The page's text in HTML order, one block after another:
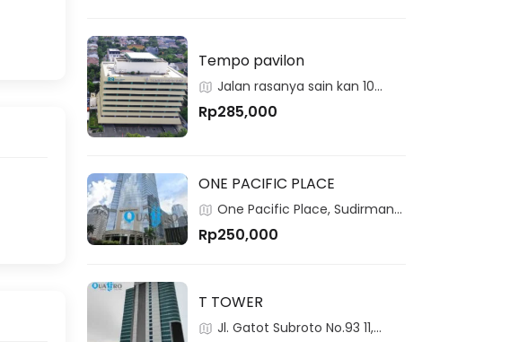
Tempo pavilon
Jalan rasanya sain kan 10
kuningan
Rp285,000
ONE PACIFIC PLACE
One Pacific Place, Sudirman
Central Business District, Jakarta,
12190, Indonesia
Rp250,000
T TOWER
Jl. Gatot Subroto No.93 11,